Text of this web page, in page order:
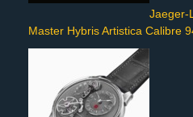
Jaeger-
Master Hybris Artistica Calibre